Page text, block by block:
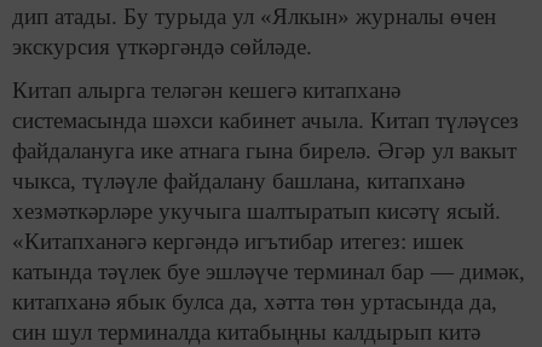
дип атады. Бу турыда ул «Ялкын» журналы өчен
экскурсия үткәргәндә сөйләде.
Китап алырга теләгән кешегә китапханә
системасында шәхси кабинет ачыла. Китап түләүсез
файдалануга ике атнага гына бирелә. Әгәр ул вакыт
чыкса, түләүле файдалану башлана, китапханә
хезмәткәрләре укучыга шалтыратып кисәтү ясый.
«Китапханәгә кергәндә игътибар итегез: ишек
катында тәүлек буе эшләүче терминал бар — димәк,
китапханә ябык булса да, хәтта төн уртасында да,
син шул терминалда китабыңны калдырып китә